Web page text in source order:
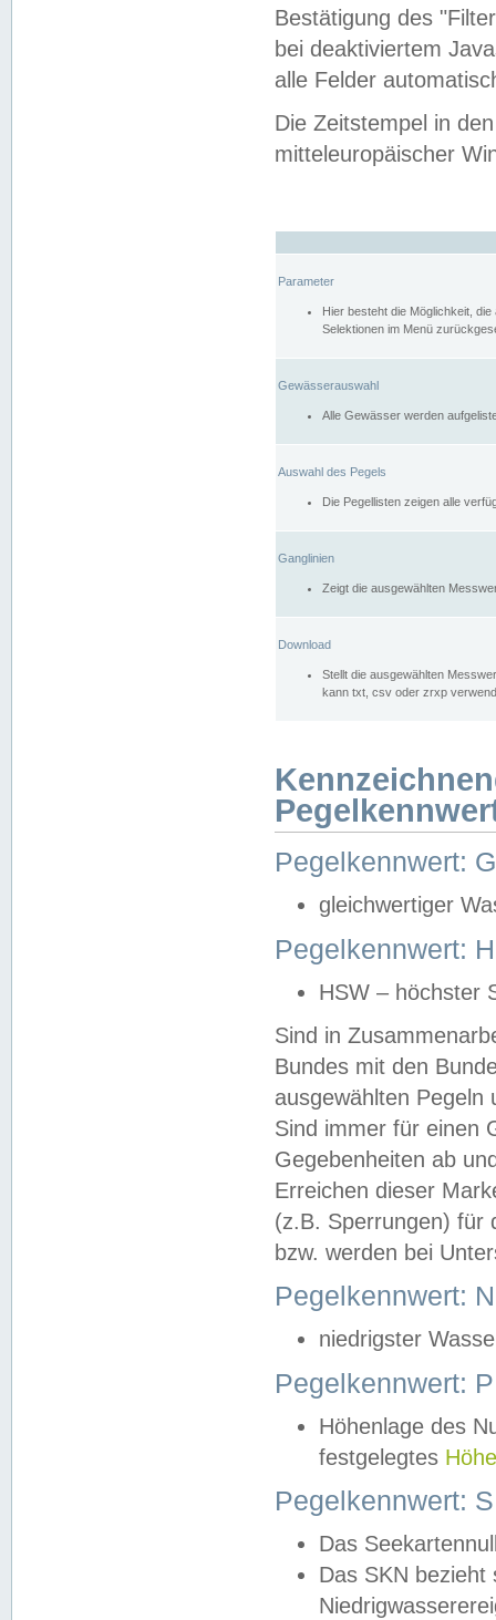
Bestätigung des
bei deaktiviertem
alle Felder
Die Zeitstempel in
mitteleuropäischer
Parameter
Hier besteht die Möglichkeit,
Selektionen im Menü
Gewässerauswahl
Alle Gewässer werden
Auswahl des Pegels
Die Pegellisten zeigen alle
Ganglinien
Zeigt die ausgewählten
Download
Stellt die ausgewählten
kann txt, csv oder zrxp
Pegelkennwert:
gleichwertiger
Pegelkennwert:
HSW – höchster
Sind in
Bundes mit den
ausgewählten
Sind immer für einen
Gegebenheiten ab
Erreichen dieser
(z.B. Sperrungen) für
bzw. werden bei
Pegelkennwert:
niedrigster
Pegelkennwert:
Höhenlage des
festgelegtes
Pegelkennwert:
Das
Das SKN